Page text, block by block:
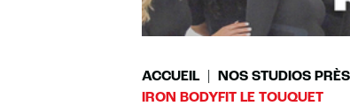
ACCUEIL NOS STUDIOS
IRON BODYFIT LE TOUQUET